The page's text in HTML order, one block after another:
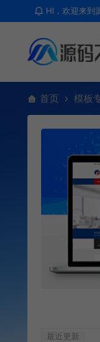
HI，欢迎来到
首页 模板
最近更新